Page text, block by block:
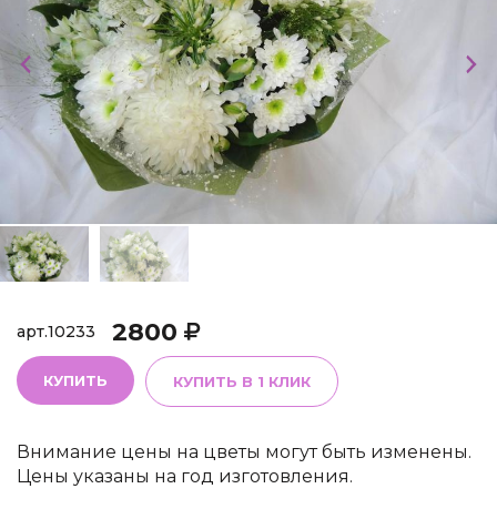
арт.10233 2800
КУПИТЬ КУПИТЬ В 1 КЛИК
Внимание цены на цветы могут быть изменены.
Цены указаны на год изготовления.